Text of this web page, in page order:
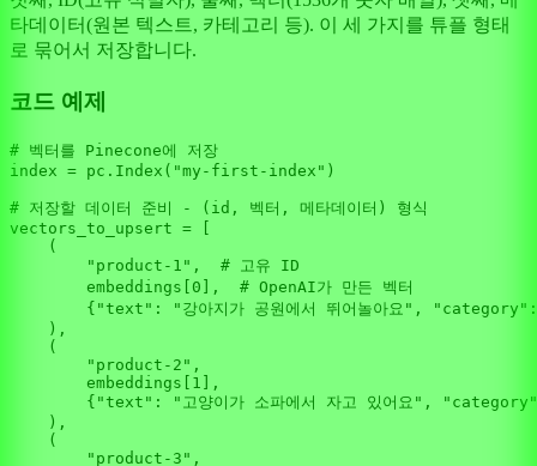
타데이터(원본 텍스트, 카테고리 등). 이 세 가지를 튜플 형태
로 묶어서 저장합니다.
코드 예제
# 벡터를 Pinecone에 저장
index = pc.Index( "my-first-index" )
# 저장할 데이터 준비 - (id, 벡터, 메타데이터) 형식
vectors_to_upsert = [
    (
"product-1" , # 고유 ID
        embeddings[
0 ], # OpenAI가 만든 벡터
        {
"text" : "강아지가 공원에서 뛰어놀아요" , "category"
    ),
    (
"product-2" ,
        embeddings[
1 ],
        {
"text" : "고양이가 소파에서 자고 있어요" ,
"category"
    ),
    (
"product-3" ,